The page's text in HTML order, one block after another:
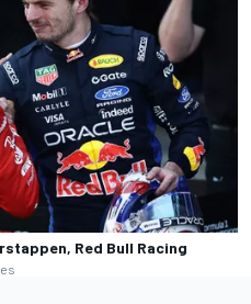
Red Bull Racing